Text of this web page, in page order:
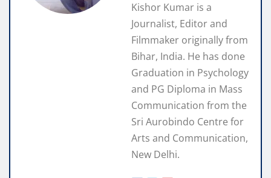
Kishor Kumar is a
Journalist, Editor and
Filmmaker originally from
Bihar, India. He has done
Graduation in Psychology
and PG Diploma in Mass
Communication from the
Sri Aurobindo Centre for
Arts and Communication,
New Delhi.